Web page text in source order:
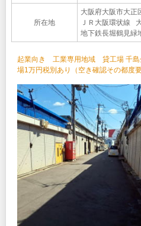
所在地
大阪府大阪市大正
ＪＲ大阪環状線
地下鉄長堀鶴見
起業向き 工業専用地域 貸工場 千
場1万円税別あり（空き確認その都度